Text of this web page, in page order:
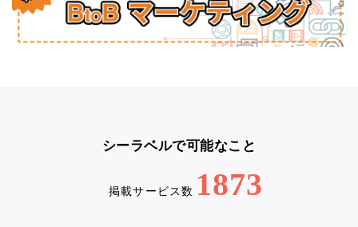
シーラベルで可能なこと
掲載サービス数 1873